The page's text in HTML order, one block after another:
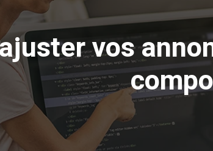
vos